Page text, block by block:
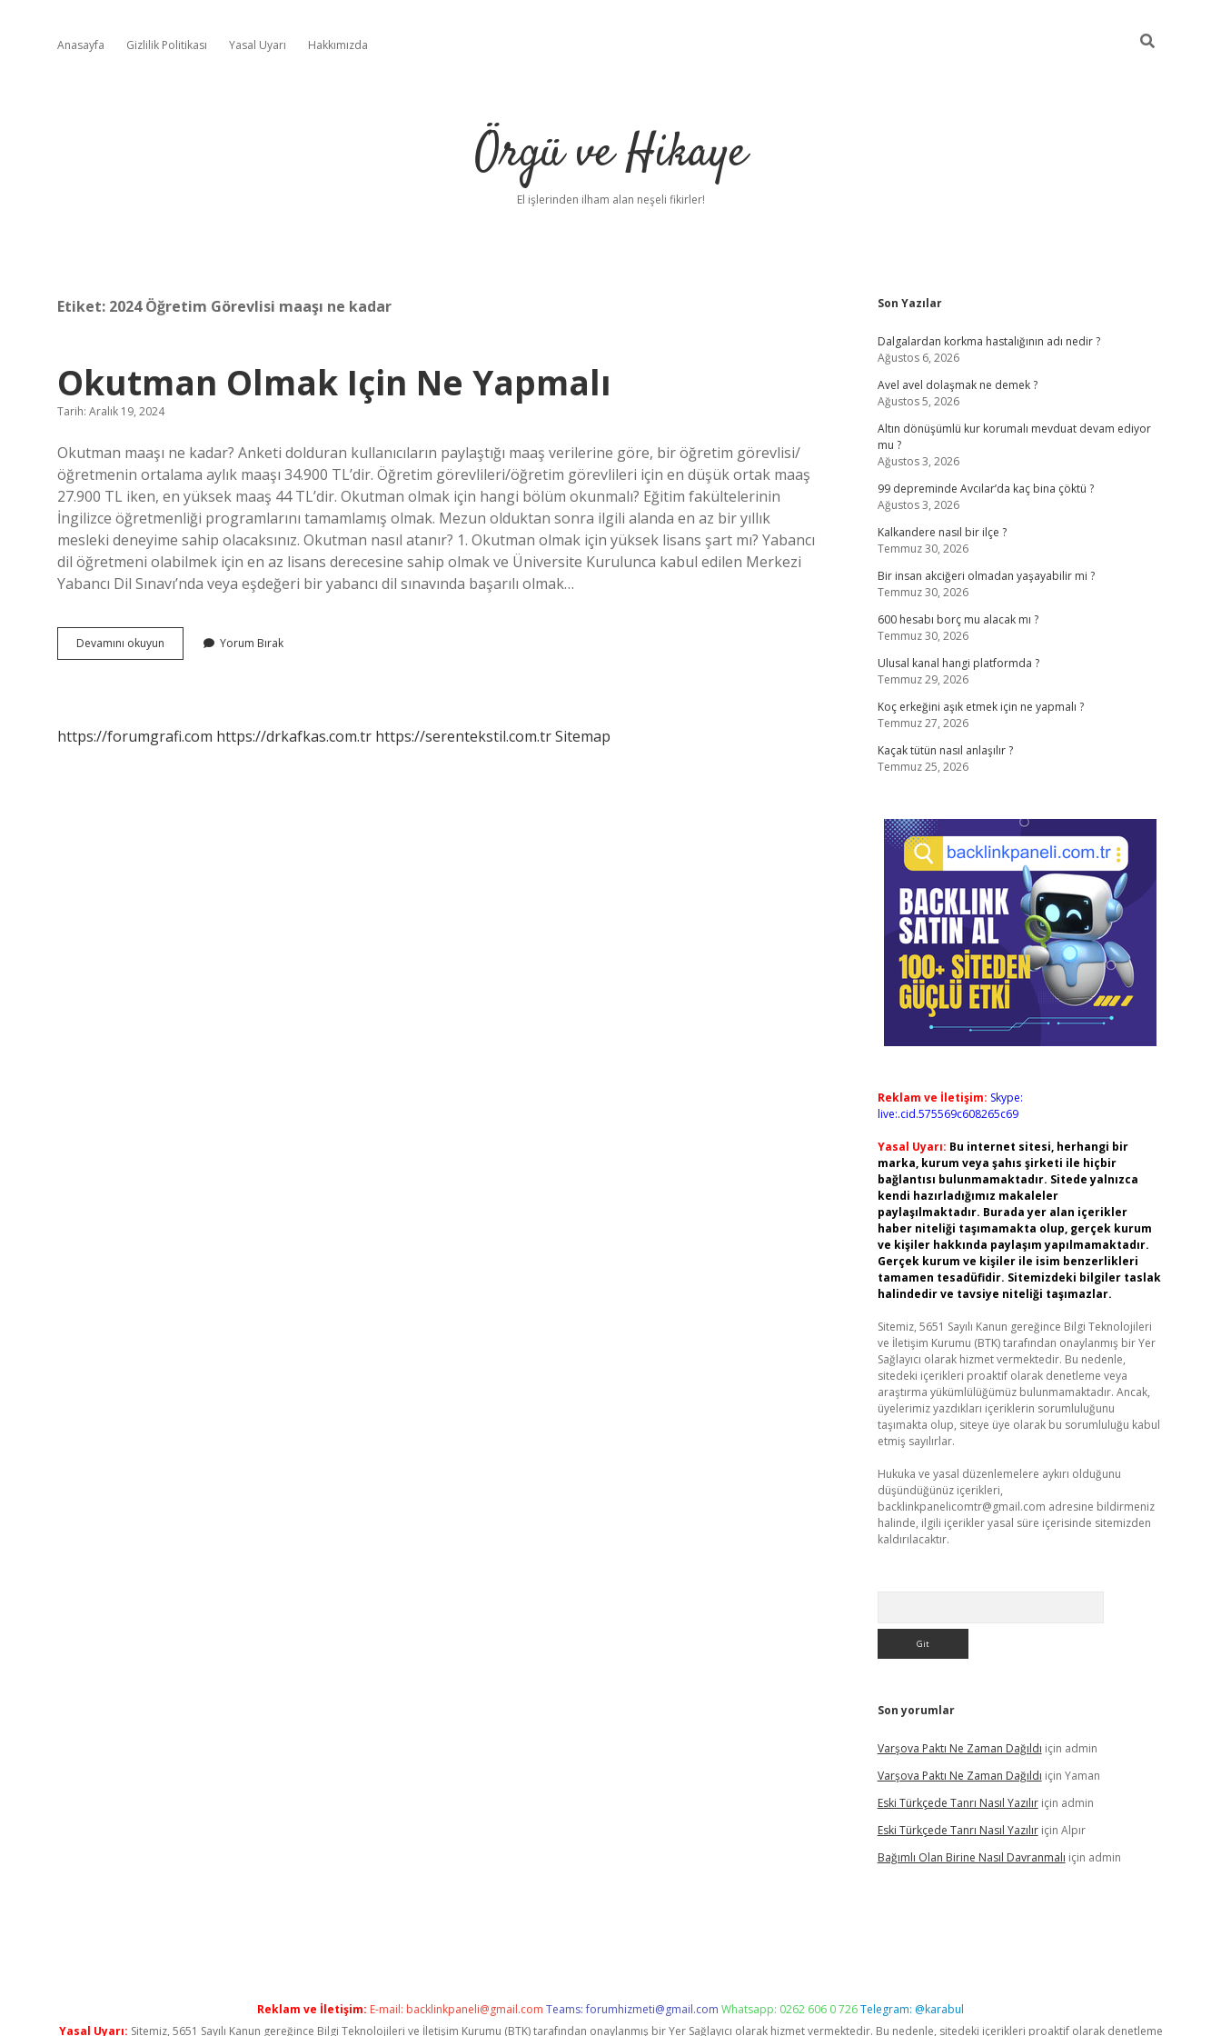
Anasayfa Gizlilik Politikası Yasal Uyarı Hakkımızda
Örgü ve Hikaye
El işlerinden ilham alan neşeli fikirler!
Etiket: 2024 Öğretim Görevlisi maaşı ne kadar
Okutman Olmak Için Ne Yapmalı
Tarih: Aralık 19, 2024
Okutman maaşı ne kadar? Anketi dolduran kullanıcıların paylaştığı maaş verilerine göre, bir öğretim görevlisi/
öğretmenin ortalama aylık maaşı 34.900 TL’dir. Öğretim görevlileri/öğretim görevlileri için en düşük ortak maaş
27.900 TL iken, en yüksek maaş 44 TL’dir. Okutman olmak için hangi bölüm okunmalı? Eğitim fakültelerinin
İngilizce öğretmenliği programlarını tamamlamış olmak. Mezun olduktan sonra ilgili alanda en az bir yıllık
mesleki deneyime sahip olacaksınız. Okutman nasıl atanır? 1. Okutman olmak için yüksek lisans şart mı? Yabancı
dil öğretmeni olabilmek için en az lisans derecesine sahip olmak ve Üniversite Kurulunca kabul edilen Merkezi
Yabancı Dil Sınavı’nda veya eşdeğeri bir yabancı dil sınavında başarılı olmak…
Devamını okuyun Okutman
Olmak
Yorum Bırak
https://forumgrafi.com https://drkafkas.com.tr https://serentekstil.com.trSitemap
Sidebar
Son Yazılar
Dalgalardan korkma hastalığının adı nedir ?
Ağustos 6, 2026
Avel avel dolaşmak ne demek ?
Ağustos 5, 2026
Altın dönüşümlü kur korumalı mevduat devam ediyor
mu ?
Ağustos 3, 2026
99 depreminde Avcılar’da kaç bina çöktü ?
Ağustos 3, 2026
Kalkandere nasıl bir ilçe ?
Temmuz 30, 2026
Bir insan akciğeri olmadan yaşayabilir mi ?
Temmuz 30, 2026
600 hesabı borç mu alacak mı ?
Temmuz 30, 2026
Ulusal kanal hangi platformda ?
Temmuz 29, 2026
Koç erkeğini aşık etmek için ne yapmalı ?
Temmuz 27, 2026
Kaçak tütün nasıl anlaşılır ?
Temmuz 25, 2026
Reklam ve İletişim: Skype:
live:.cid.575569c608265c69
Yasal Uyarı: Bu internet sitesi, herhangi bir
marka, kurum veya şahıs şirketi ile hiçbir
bağlantısı bulunmamaktadır. Sitede yalnızca
kendi hazırladığımız makaleler
paylaşılmaktadır. Burada yer alan içerikler
haber niteliği taşımamakta olup, gerçek kurum
ve kişiler hakkında paylaşım yapılmamaktadır.
Gerçek kurum ve kişiler ile isim benzerlikleri
tamamen tesadüfidir. Sitemizdeki bilgiler taslak
halindedir ve tavsiye niteliği taşımazlar.
Sitemiz, 5651 Sayılı Kanun gereğince Bilgi Teknolojileri
ve İletişim Kurumu (BTK) tarafından onaylanmış bir Yer
Sağlayıcı olarak hizmet vermektedir. Bu nedenle,
sitedeki içerikleri proaktif olarak denetleme veya
araştırma yükümlülüğümüz bulunmamaktadır. Ancak,
üyelerimiz yazdıkları içeriklerin sorumluluğunu
taşımakta olup, siteye üye olarak bu sorumluluğu kabul
etmiş sayılırlar.
Hukuka ve yasal düzenlemelere aykırı olduğunu
düşündüğünüz içerikleri,
backlinkpanelicomtr@gmail.com adresine bildirmeniz
halinde, ilgili içerikler yasal süre içerisinde sitemizden
kaldırılacaktır.
Son yorumlar
Varşova Paktı Ne Zaman Dağıldı için admin
Varşova Paktı Ne Zaman Dağıldı için Yaman
Eski Türkçede Tanrı Nasıl Yazılıriçin admin
Eski Türkçede Tanrı Nasıl Yazılıriçin Alpır
Bağımlı Olan Birine Nasıl Davranmalı için admin
Reklam ve İletişim: E-mail: backlinkpaneli@gmail.com Teams:forumhizmeti@gmail.com Whatsapp: 0262 606 0 726Telegram: @karabul
Yasal Uyarı: Sitemiz, 5651 Sayılı Kanun gereğince Bilgi Teknolojileri ve İletişim Kurumu (BTK) tarafından onaylanmış bir Yer Sağlayıcı olarak hizmet vermektedir. Bu nedenle, sitedeki içerikleri proaktif olarak denetleme